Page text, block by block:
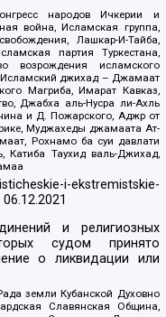
народов Ичкерии и
война, Исламская группа,
Лашкар-И-Тайба,
партия Туркестана,
возрождения исламского
джихад – Джамаат
Магриба, Имарат Кавказ,
Джабха аль-Нусра ли-Ахль
и Д. Пожарского, Аджр от
Муджахеды джамаата Ат-
Рохнамо ба суи давлати
Катиба Таухид валь-Джихад,
i-ekstremistskie-
06.12.2021
и религиозных
судом принято
о ликвидации или
земли Кубанской Духовно
Славянская Община,